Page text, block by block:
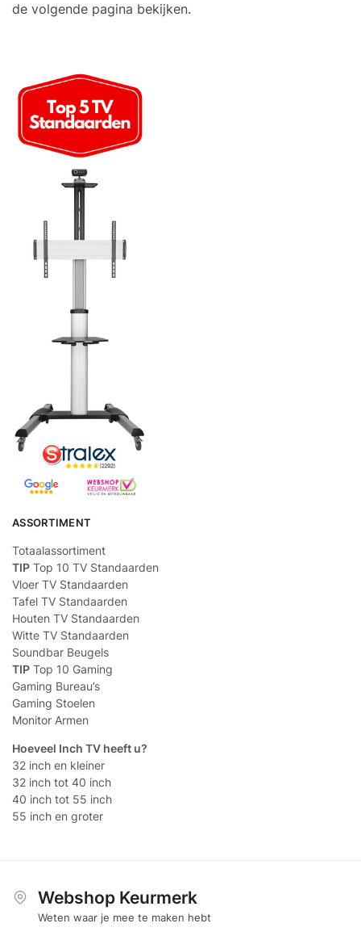
de volgende pagina bekijken.
ASSORTIMENT
Totaalassortiment
TIP Top 10 TV Standaarden
Vloer TV Standaarden
Tafel TV Standaarden
Houten TV Standaarden
Witte TV Standaarden
Soundbar Beugels
TIP Top 10 Gaming
Gaming Bureau’s
Gaming Stoelen
Monitor Armen
Hoeveel Inch TV heeft u?
32 inch en kleiner
32 inch tot 40 inch
40 inch tot 55 inch
55 inch en groter
Webshop Keurmerk
Weten waar je mee te maken hebt